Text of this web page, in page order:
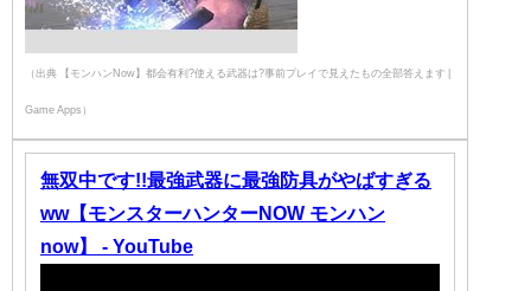
（出典 【モンハンNow】都会有利?使える武器は?事前プレイで見えたもの全部答えます |
Game Apps）
無双中です!!最強武器に最強防具がやばすぎる
ww【モンスターハンターNOW モンハン
now】 - YouTube